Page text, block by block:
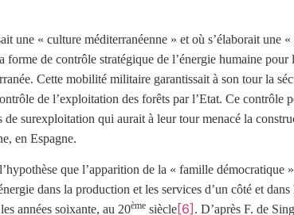
une « culture méditerranéenne » et où s’élaborait
forme de contrôle stratégique de l’énergie humaine
Cette mobilité militaire garantissait à son tour la
de l’exploitation des forêts par l’Etat. Ce contrôle
surexploitation qui aurait à leur tour menacé la
en Espagne.
que l’apparition de la « famille démocratique
dans la production et les services d’un côté et
années soixante, au 20ème siècle[6] . D’après F. de